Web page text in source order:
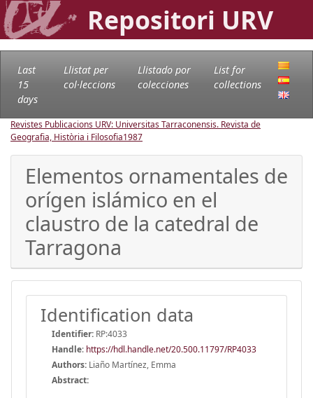
Repositori URV
Last
15
days
Llistat per
col·leccions
Llistado por
colecciones
List for
collections
Revistes Publicacions URV: Universitas Tarraconensis. Revista de
Geografia, Història i Filosofia1987
Elementos ornamentales de
orígen islámico en el
claustro de la catedral de
Tarragona
Identification data
Identifier: RP:4033
Handle: https://hdl.handle.net/20.500.11797/RP4033
Authors: Liaño Martínez, Emma
Abstract: